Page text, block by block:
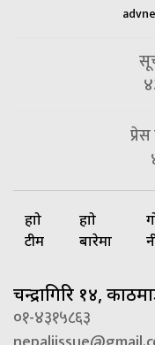
हाम्रो
टीम
हाम्रो
बारेमा
चन्द्रागिरि १४,
०१-४३१५८६३